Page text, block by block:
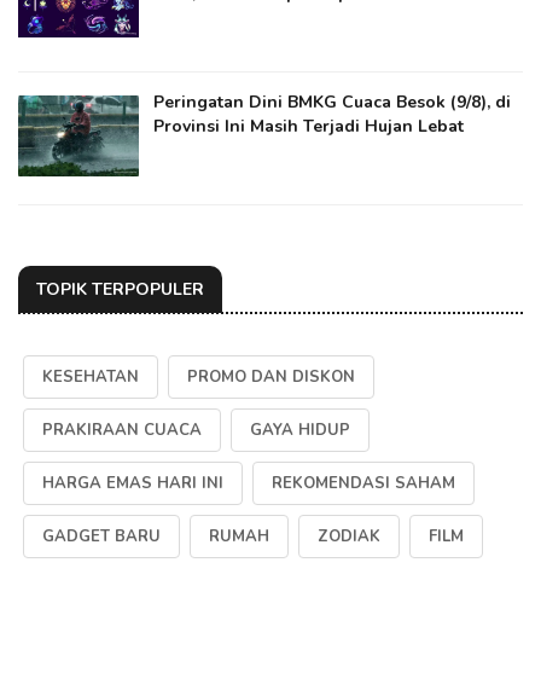
Peringatan Dini BMKG Cuaca Besok (9/8), di
Provinsi Ini Masih Terjadi Hujan Lebat
TOPIK TERPOPULER
KESEHATAN PROMO DAN DISKON
PRAKIRAAN CUACA GAYA HIDUP
HARGA EMAS HARI INI REKOMENDASI SAHAM
GADGET BARU RUMAH ZODIAK FILM